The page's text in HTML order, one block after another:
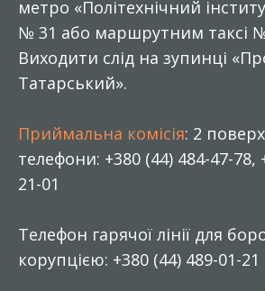
метро «Політехнічний
№ 31 або маршрутним таксі
Виходити слід на зупинці
Татарський».
Приймальна комісія: 2
телефони: +380 (44) 484-47-78,
21-01
Телефон гарячої лінії для
корупцією: +380 (44) 489-01-21